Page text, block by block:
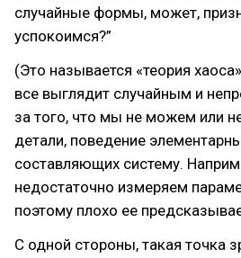
случайные формы, может,
успокоимся?”
(Это называется «теория
все выглядит случайным и
за того, что мы не можем или
детали, поведение
составляющих систему.
недостаточно измеряем
поэтому плохо ее
С одной стороны, такая точка